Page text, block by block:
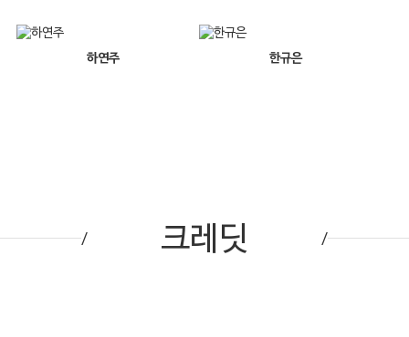
하연주 한규은
크레딧